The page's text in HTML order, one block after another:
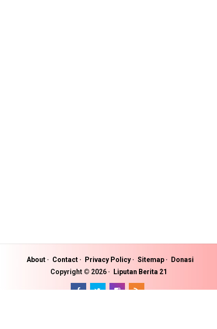
About Contact Privacy Policy Sitemap
Donasi
Copyright © 2026 Liputan Berita 21